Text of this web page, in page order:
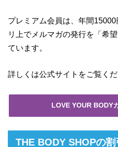
プレミアム会員は、年間
リ上でメルマガの発行を「希
ています。
詳しくは公式サイトをご覧くだ
LOVE YOUR BODY
THE BODY SHOPの